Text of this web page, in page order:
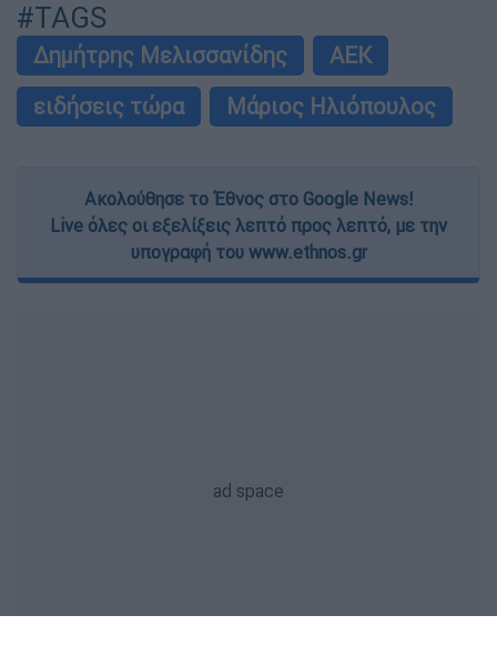
#TAGS
Δημήτρης Μελισσανίδης
ΑΕΚ
ειδήσεις τώρα
Μάριος Ηλιόπουλος
Ακολούθησε το Έθνος στο Google News!
Live όλες οι εξελίξεις λεπτό προς λεπτό, με την
υπογραφή του www.ethnos.gr